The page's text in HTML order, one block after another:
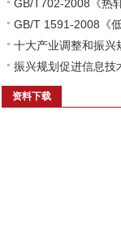
十大产业调整和振兴
振兴规划促进信息技
资料下载